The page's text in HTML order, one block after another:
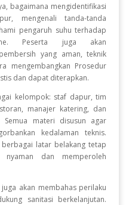
bagaimana mengidentifikasi
mengenali tanda-tanda
pengaruh suhu terhadap
Peserta juga akan
yang aman, teknik
mengembangkan Prosedur
dan dapat diterapkan.
kelompok: staf dapur, tim
manajer katering, dan
Semua materi disusun agar
kedalaman teknis.
latar belakang tetap
dan memperoleh
akan membahas perilaku
sanitasi berkelanjutan.